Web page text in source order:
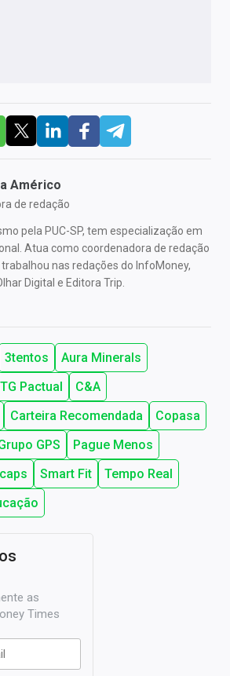
Américo
de redação
pela PUC-SP, tem especialização em
Atua como coordenadora de redação
nas redações do InfoMoney,
Digital e Editora Trip.
3tentos
Aura Minerals
Pactual
C&A
Carteira Recomendada
Copasa
GPS
Pague Menos
Smart Fit
Tempo Real
as
Times